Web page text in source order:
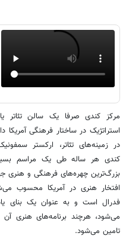
مرکز کندی صرفا یک سالن تئاتر
استراتژیک در ساختار فرهنگی آمریکا
در زمینه‌های تئاتر، ارکستر
کندی هر ساله طی یک مراسم
بزرگ‌ترین چهره‌های فرهنگی و هنری
افتخار هنری در آمریکا محسوب
فدرال است و به عنوان یک بنای
می‌شود، هرچند برنامه‌های هنری
تامین می‌شود.